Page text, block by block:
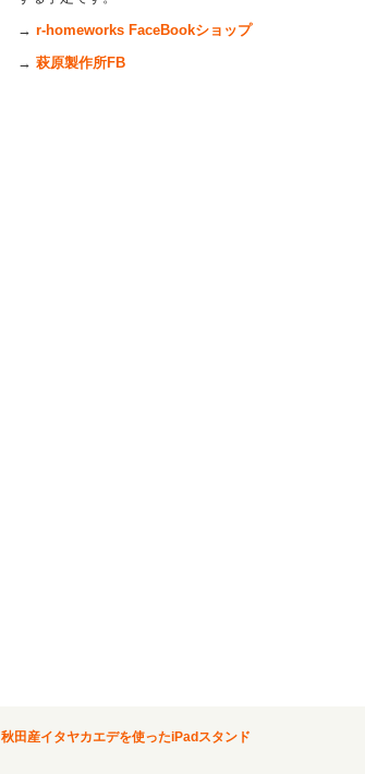
→ r-homeworks FaceBookショップ
→ 萩原製作所FB
秋田産イタヤカエデを使ったiPadスタンド